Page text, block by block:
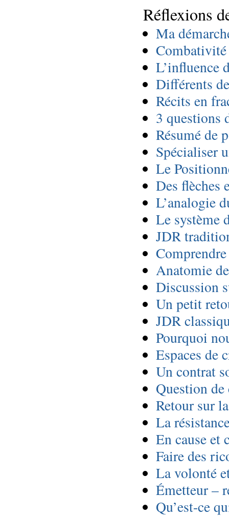
Réflexions
Ma
L’influence
Différents
Récits en
3 questions
Résumé de
Spécialiser
Le
Des flèches
L’analogie
Le système
JDR
Anatomie
Discussion
Un petit
JDR
Pourquoi
Espaces de
Un contrat
Question
Retour sur
La
En cause et
Faire des
La volonté
Émetteur –
Qu’est-ce